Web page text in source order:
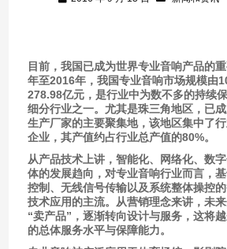
目前，我国已成为世界专业音响产品的
年至2016年，我国专业音响市场规模由
278.98亿元，是行业中为数不多的持续
细分行业之一。尤其是珠三角地区，已
生产厂家的主要聚集地，该地区集中了
企业，其产值约占行业总产值的80%。
从产品技术上讲，智能化、网络化、数
体的发展趋向，对专业音响行业而言，
控制、无线信号传输以及系统整体操控
技术应用的主流。从营销理念来讲，未
“卖产品”，逐渐转向设计与服务，这将
的总体服务水平与保障能力。